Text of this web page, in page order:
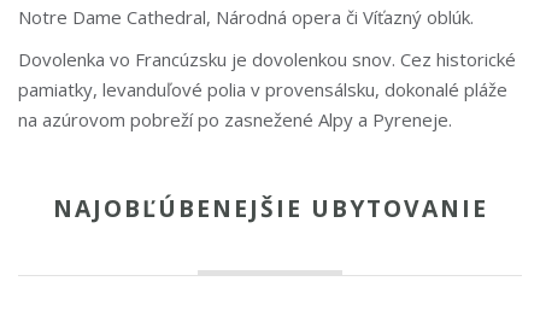
Notre Dame Cathedral, Národná opera či Víťazný oblúk.
Dovolenka vo Francúzsku je dovolenkou snov. Cez historické
pamiatky, levanduľové polia v provensálsku, dokonalé pláže
na azúrovom pobreží po zasnežené Alpy a Pyreneje.
NAJOBĽÚBENEJŠIE UBYTOVANIE